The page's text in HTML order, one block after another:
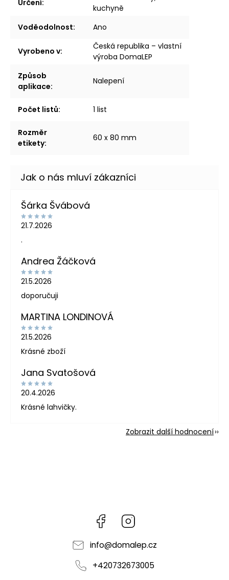
Určení:
kuchyně
Voděodolnost: Ano
Vyrobeno v:
Česká republika – vlastní
výroba DomaLEP
Způsob
aplikace:
Nalepení
Počet listů: 1 list
Rozměr
etikety:
60 x 80 mm
Šárka Švábová
21.7.2026
.
Andrea Žáčková
21.5.2026
doporučuji
MARTINA LONDINOVÁ
21.5.2026
Krásné zboží
Jana Svatošová
20.4.2026
Krásné lahvičky.
Zobrazit další hodnocení
Facebook
info@domalep.cz
+420732673005